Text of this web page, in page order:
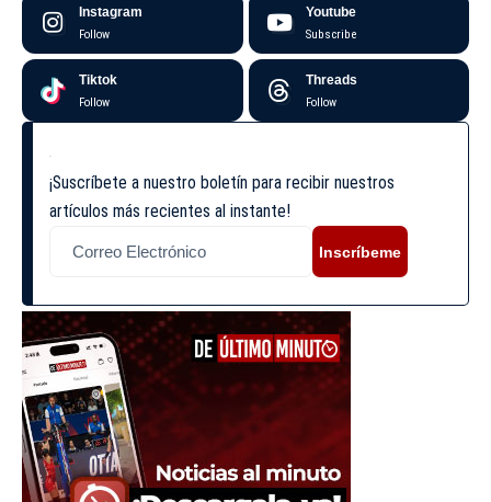
Instagram
Follow
Youtube
Subscribe
Tiktok
Follow
Threads
Follow
¡Suscríbete a nuestro boletín para recibir nuestros
artículos más recientes al instante!
Inscríbeme